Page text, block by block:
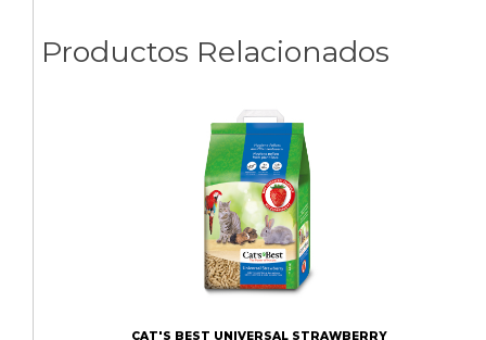
Productos Relacionados
CAT'S BEST UNIVERSAL STRAWBERRY